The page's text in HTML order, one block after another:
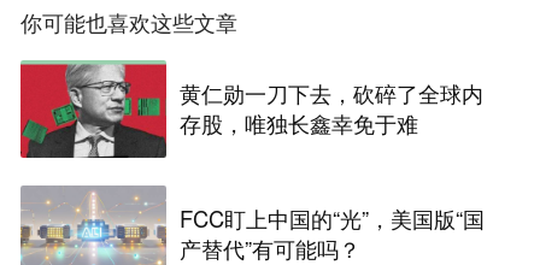
你可能也喜欢这些文章
黄仁勋一刀下去，砍碎了全球内
存股，唯独长鑫幸免于难
FCC盯上中国的“光”，美国版“国
产替代”有可能吗？